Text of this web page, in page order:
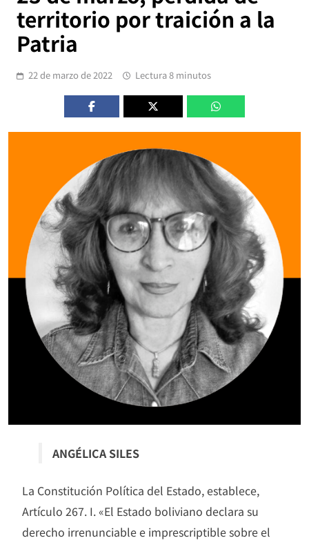
territorio por traición a la
Patria
22 de marzo de 2022 Lectura 8 minutos
ANGÉLICA SILES
La Constitución Política del Estado, establece,
Artículo 267. I. «El Estado boliviano declara su
derecho irrenunciable e imprescriptible sobre el